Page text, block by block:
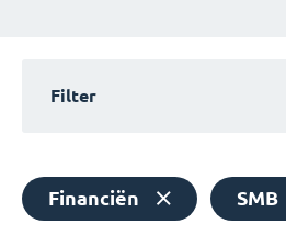
Filter
Financiën SMB